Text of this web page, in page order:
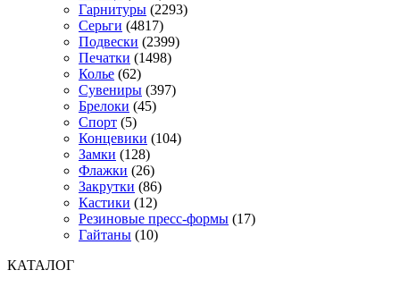
Гарнитуры (2293)
Серьги (4817)
Подвески (2399)
Печатки (1498)
Колье (62)
Сувениры (397)
Брелоки (45)
Спорт (5)
Концевики (104)
Замки (128)
Флажки (26)
Закрутки (86)
Кастики (12)
Резиновые пресс-формы (17)
Гайтаны (10)
КАТАЛОГ